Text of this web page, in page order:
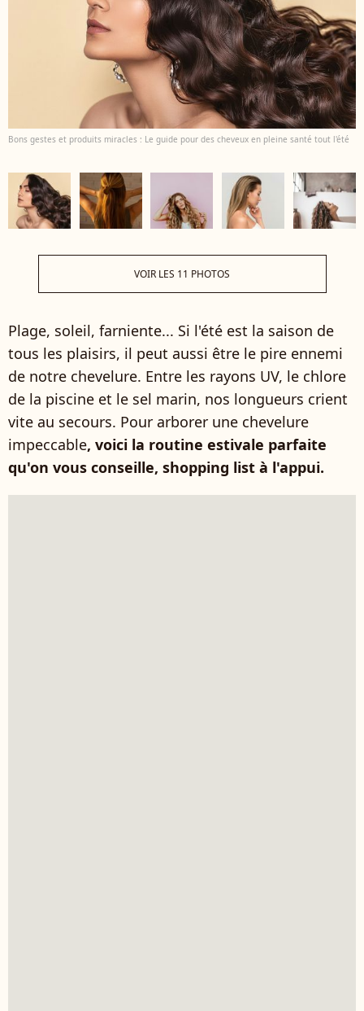
Bons gestes et produits miracles : Le guide pour des cheveux en pleine santé tout l'été
VOIR LES 11 PHOTOS
Plage, soleil, farniente... Si l'été est la saison de
tous les plaisirs, il peut aussi être le pire ennemi
de notre chevelure. Entre les rayons UV, le chlore
de la piscine et le sel marin, nos longueurs crient
vite au secours. Pour arborer une chevelure
impeccable, voici la routine estivale parfaite
qu'on vous conseille, shopping list à l'appui.